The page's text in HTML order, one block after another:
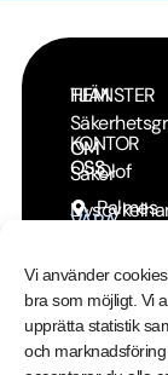
Vi använder
bra som möjligt. Vi
upprätta statistik
och
HEM
OM
OSS
VÅRA
KARRIÄR
KONTAKT
TJÄNSTER
Säker
Avancerad
och säker
KONTOR
Olof
Palmes